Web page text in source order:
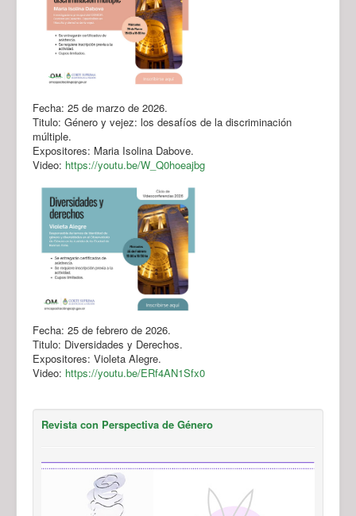
Fecha: 25 de marzo de 2026.
Titulo: Género y vejez: los desafíos de la discriminación
múltiple.
Expositores: Maria Isolina Dabove.
Video: https://youtu.be/W_Q0hoeajbg
Fecha: 25 de febrero de 2026.
Titulo: Diversidades y Derechos.
Expositores: Violeta Alegre.
Video: https://youtu.be/ERf4AN1Sfx0
Revista con Perspectiva de Género